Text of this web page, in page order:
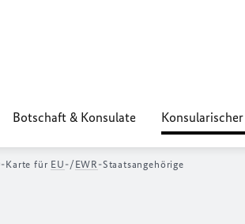
Botschaft & Konsulate
Karte für EU -/ EWR -Staatsangehörige